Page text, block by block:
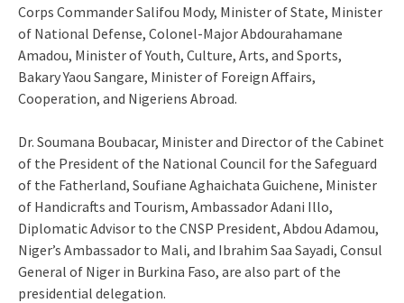
Corps Commander Salifou Mody, Minister of State, Minister
of National Defense, Colonel-Major Abdourahamane
Amadou, Minister of Youth, Culture, Arts, and Sports,
Bakary Yaou Sangare, Minister of Foreign Affairs,
Cooperation, and Nigeriens Abroad.
Dr. Soumana Boubacar, Minister and Director of the Cabinet
of the President of the National Council for the Safeguard
of the Fatherland, Soufiane Aghaichata Guichene, Minister
of Handicrafts and Tourism, Ambassador Adani Illo,
Diplomatic Advisor to the CNSP President, Abdou Adamou,
Niger’s Ambassador to Mali, and Ibrahim Saa Sayadi, Consul
General of Niger in Burkina Faso, are also part of the
presidential delegation.